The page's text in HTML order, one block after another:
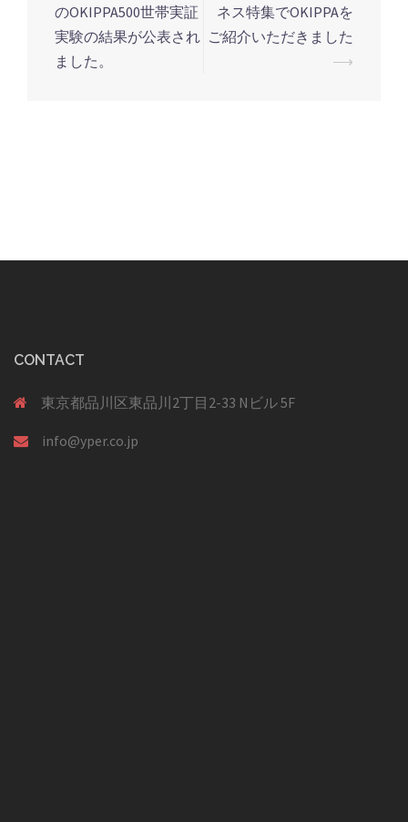
稿
ナ
ビ
のOKIPPA500世帯実証
実験の結果が公表され
ました。
ネス特集でOKIPPAを
ご紹介いただきました
⟶
CONTACT
東京都品川区東品川2丁目2-33 Nビル 5F
info@yper.co.jp